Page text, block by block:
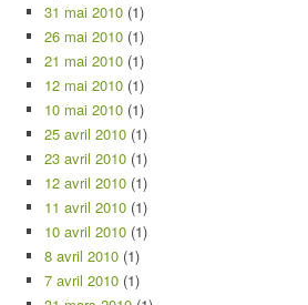
31 mai 2010 (1)
26 mai 2010 (1)
21 mai 2010 (1)
12 mai 2010 (1)
10 mai 2010 (1)
25 avril 2010 (1)
23 avril 2010 (1)
12 avril 2010 (1)
11 avril 2010 (1)
10 avril 2010 (1)
8 avril 2010 (1)
7 avril 2010 (1)